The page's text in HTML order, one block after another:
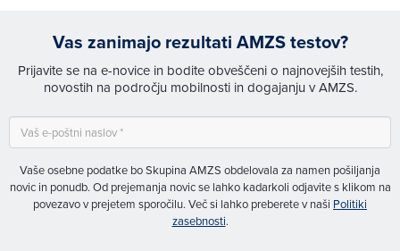
Vas zanimajo rezultati AMZS testov?
Prijavite se na e-novice in bodite obveščeni o najnovejših testih,
novostih na področju mobilnosti in dogajanju v AMZS.
Vaše osebne podatke bo Skupina AMZS obdelovala za namen pošiljanja
novic in ponudb. Od prejemanja novic se lahko kadarkoli odjavite s klikom na
povezavo v prejetem sporočilu. Več si lahko preberete v naši Politiki
zasebnosti.